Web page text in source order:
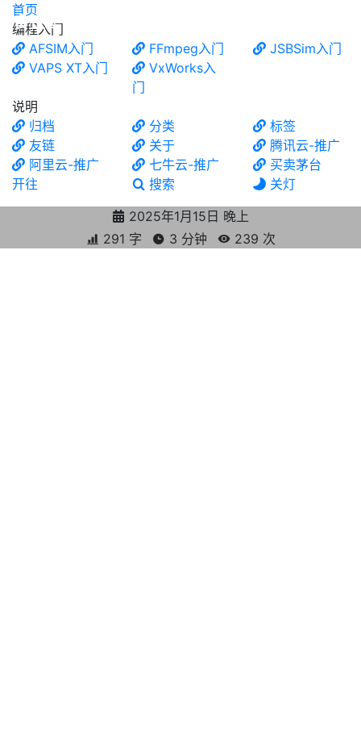
食铁兽
首页
编程入门
AFSIM入门
FFmpeg入门
JSBSim入门
VAPS XT入门
VxWorks入
门
说明
归档
分类
标签
友链
关于
腾讯云-推广
阿里云-推广
七牛云-推广
买卖茅台
开往
搜索
关灯
2025年1月15日 晚上
291 字
3 分钟 239 次